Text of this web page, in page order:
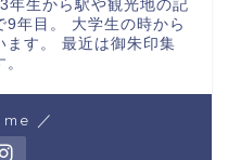
年生から駅や観光地の記
9年目。 大学生の時から
ます。 最近は御朱印集
／